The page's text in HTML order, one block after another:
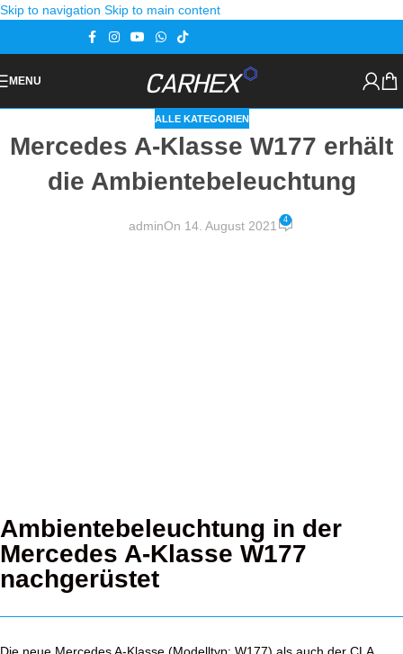
Skip to navigation Skip to main content
MENU
ALLE KATEGORIEN
Mercedes A-Klasse W177 erhält
die Ambientebeleuchtung
adminOn 14. August 2021 4
Ambientebeleuchtung in der
Mercedes A-Klasse W177
nachgerüstet